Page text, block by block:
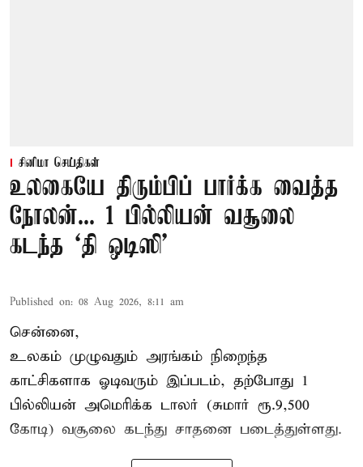
சினிமா செய்திகள்
உலகையே திரும்பிப் பார்க்க வைத்த
நோலன்... 1 பில்லியன் வசூலை
கடந்த ‘தி ஒடிஸி’
Published on: 08 Aug 2026, 8:11 am
சென்னை,
உலகம் முழுவதும் அரங்கம் நிறைந்த
காட்சிகளாக ஓடிவரும் இப்படம், தற்போது 1
பில்லியன் அமெரிக்க டாலர் (சுமார் ரூ.9,500
கோடி) வசூலை கடந்து சாதனை படைத்துள்ளது.